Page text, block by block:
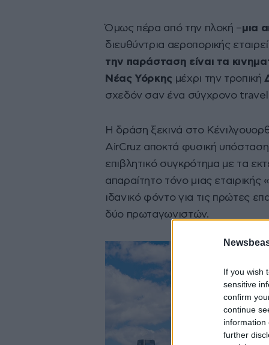
If you wish
sensitive
confirm
continue
information
further
Όμως πέρα από την πλοκή –μια
διευθύντρια αεροπορικής
την παράσταση είναι τα
Νέας Υόρκης μέχρι την τροπική
σχεδόν σαν ένα σύγχρονο travel
Η δράση ξεκινά στο
AirCruz αποκτά φυσική
επιβλητικό συγκρότημα με τα
απαραίτητο τόνο μιας
ιδανικό φόντο για τις πρώτες
δύο πρωταγωνιστών.